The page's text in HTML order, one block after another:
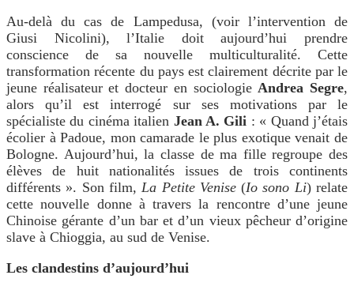
Au-delà du cas de Lampedusa, (voir l’intervention de
Giusi Nicolini), l’Italie doit aujourd’hui prendre
conscience de sa nouvelle multiculturalité. Cette
transformation récente du pays est clairement décrite par le
jeune réalisateur et docteur en sociologieAndrea Segre,
alors qu’il est interrogé sur ses motivations par le
spécialiste du cinéma italien Jean A. Gili : « Quand j’étais
écolier à Padoue, mon camarade le plus exotique venait de
Bologne. Aujourd’hui, la classe de ma fille regroupe des
élèves de huit nationalités issues de trois continents
différents ». Son film,La Petite Venise(Io sono Li) relate
cette nouvelle donne à travers la rencontre d’une jeune
Chinoise gérante d’un bar et d’un vieux pêcheur d’origine
slave à Chioggia, au sud de Venise.
Les clandestins d’aujourd’hui